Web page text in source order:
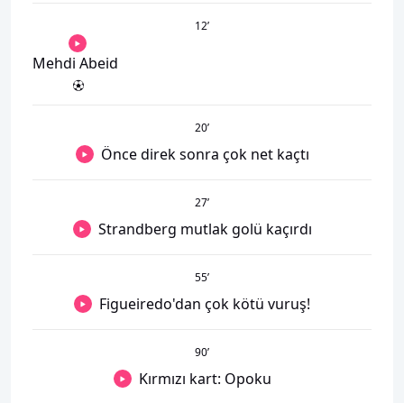
12’
Mehdi Abeid
20’
Önce direk sonra çok net kaçtı
27’
Strandberg mutlak golü kaçırdı
55’
Figueiredo'dan çok kötü vuruş!
90’
Kırmızı kart: Opoku